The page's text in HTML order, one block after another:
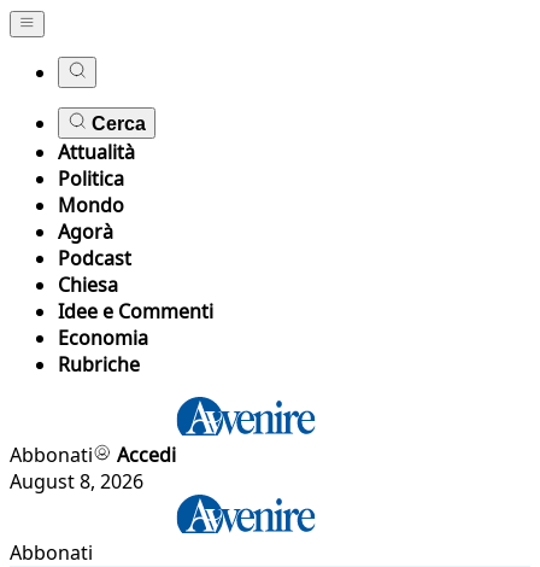
Cerca
Attualità
Politica
Mondo
Agorà
Podcast
Chiesa
Idee e Commenti
Economia
Rubriche
Abbonati
Accedi
August 8, 2026
Abbonati